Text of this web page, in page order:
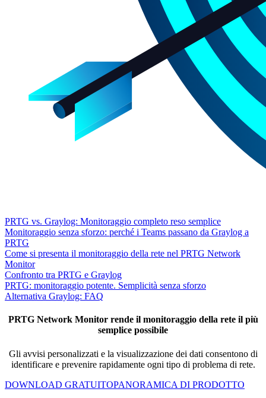
PRTG vs. Graylog: Monitoraggio completo reso semplice
Monitoraggio senza sforzo: perché i Teams passano da Graylog a
PRTG
Come si presenta il monitoraggio della rete nel PRTG Network
Monitor
Confronto tra PRTG e Graylog
PRTG: monitoraggio potente. Semplicità senza sforzo
Alternativa Graylog: FAQ
PRTG Network Monitor rende il monitoraggio della rete il più
semplice possibile
Gli avvisi personalizzati e la visualizzazione dei dati consentono di
identificare e prevenire rapidamente ogni tipo di problema di rete.
DOWNLOAD GRATUITOPANORAMICA DI PRODOTTO